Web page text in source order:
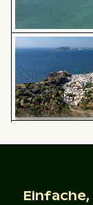
Feierlicher